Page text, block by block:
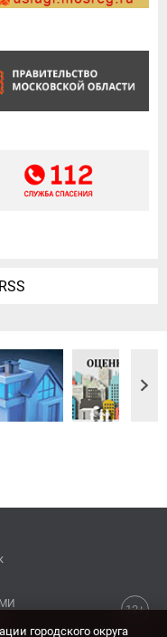
12+
городского округа